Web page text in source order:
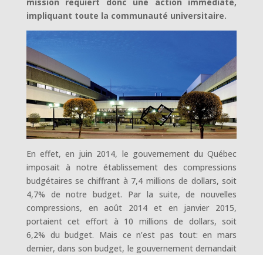
impliquant toute la communauté universitaire.
En effet, en juin 2014, le gouvernement du Québec
imposait à notre établissement des compressions
budgétaires se chiffrant à 7,4 millions de dollars, soit
4,7% de notre budget. Par la suite, de nouvelles
compressions, en août 2014 et en janvier 2015,
portaient cet effort à 10 millions de dollars, soit
6,2% du budget. Mais ce n’est pas tout: en mars
dernier, dans son budget, le gouvernement demandait